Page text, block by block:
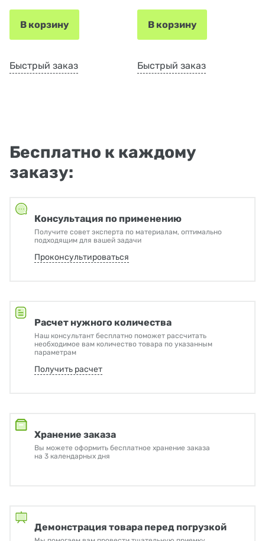
В корзину
Быстрый заказ
В корзину
Быстрый заказ
Бесплатно к каждому
заказу:
Консультация по применению
Получите совет эксперта по материалам, оптимально
подходящим для вашей задачи
Проконсультироваться
Расчет нужного количества
Наш консультант бесплатно поможет рассчитать
необходимое вам количество товара по указанным
параметрам
Получить расчет
Хранение заказа
Вы можете оформить бесплатное хранение заказа
на 3 календарных дня
Демонстрация товара перед погрузкой